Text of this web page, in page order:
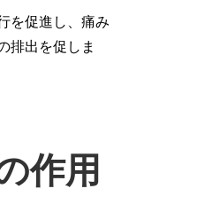
を促進し、痛み
排出を促しま
作用